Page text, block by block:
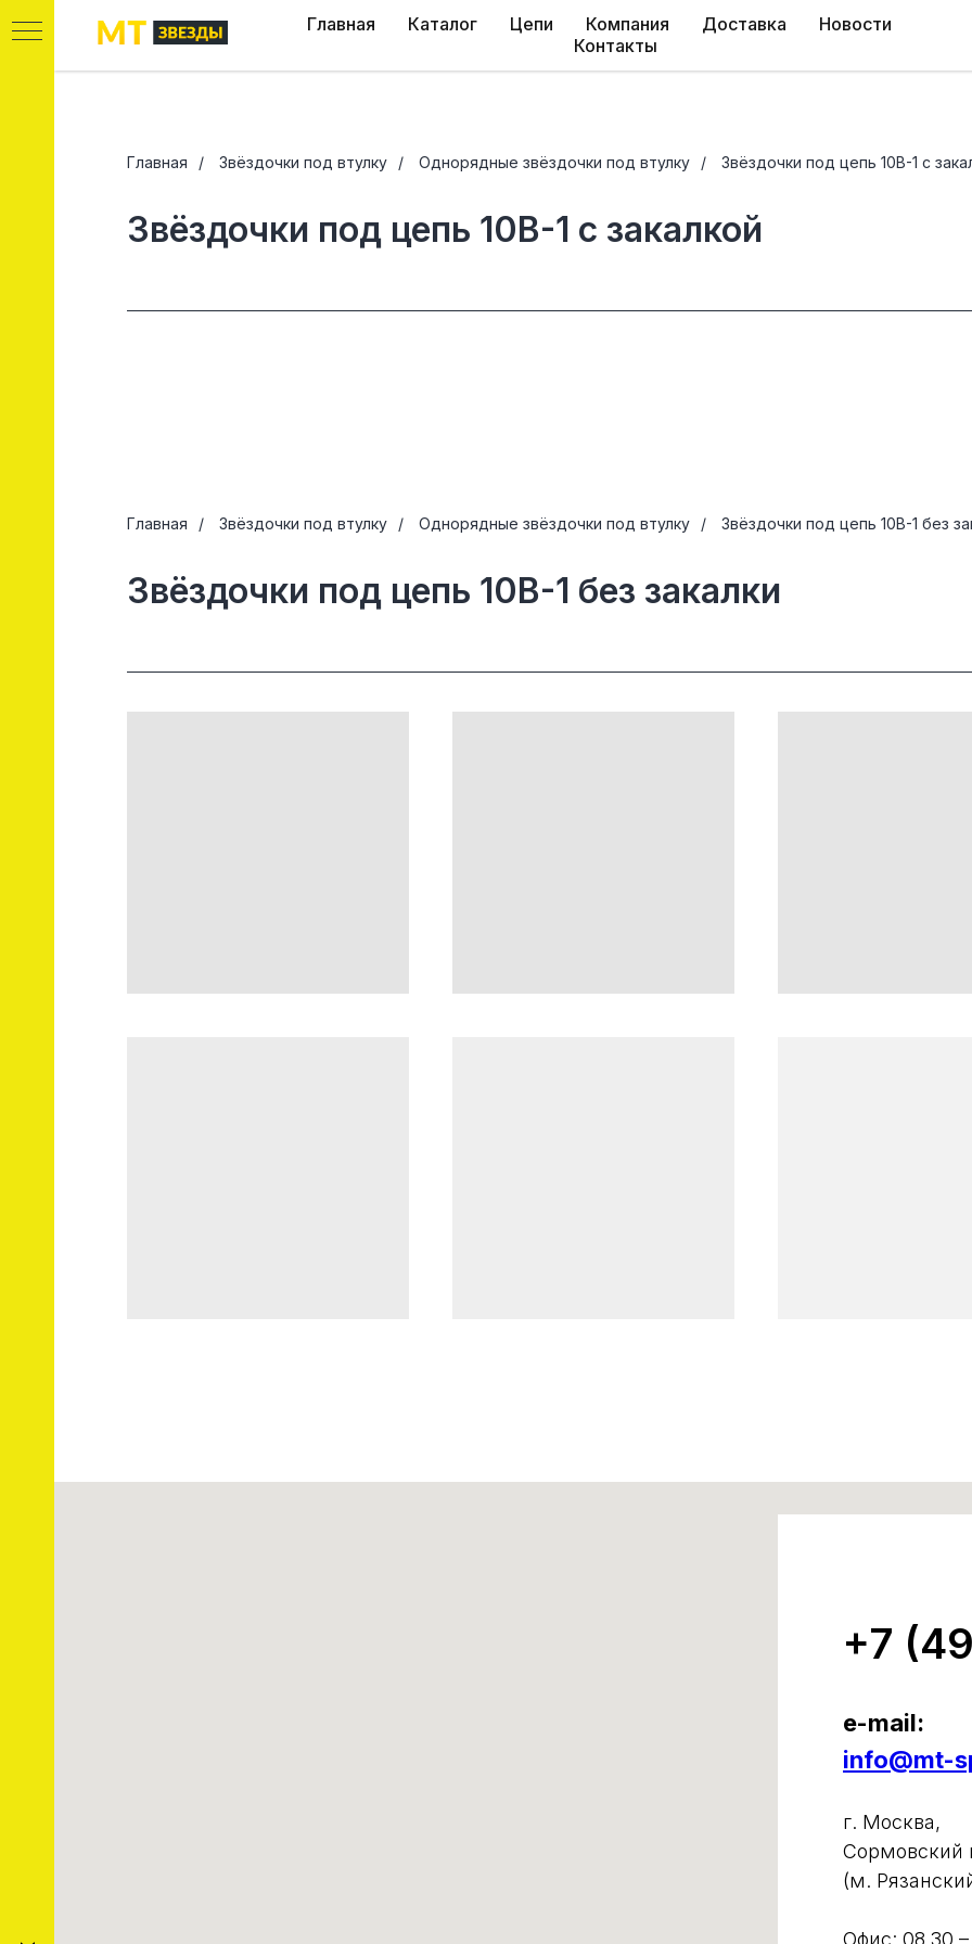
Главная Каталог Цепи Компания Доставка
Новости
Контакты
Главная / Звёздочки под втулку / Однорядные звёздочки под втулку / Звёздочки под цепь 10B-1 с
Звёздочки под цепь 10B-1 с закалкой
Главная / Звёздочки под втулку / Однорядные звёздочки под втулку / Звёздочки под цепь 10B-1 без
Звёздочки под цепь 10B-1 без закалки
+7
e-mail:
info@mt-
г. Москва,
Сормовский
(м.
Офис: 08.30